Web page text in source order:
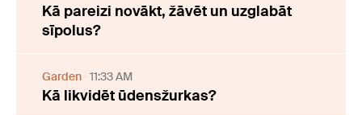
Kā pareizi novākt, žāvēt un uzglabāt
sīpolus?
Garden 11:33 AM
Kā likvidēt ūdensžurkas?